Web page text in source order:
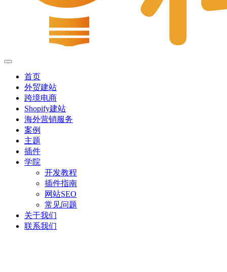
首页
外贸建站
跨境电商
Shopify建站
海外营销服务
案例
主题
插件
学院
开发教程
插件指南
网站SEO
常见问题
关于我们
联系我们